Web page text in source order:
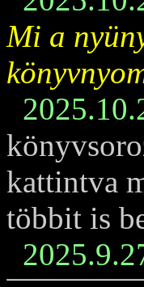
Mi a
kattintva
többit is